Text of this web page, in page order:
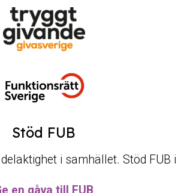
Stöd FUB
i samhället. Stöd FUB